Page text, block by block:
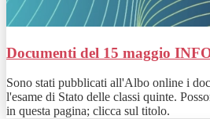
Documenti del 15 maggio
Sono stati pubblicati all'Albo online i
l'esame di Stato delle classi quinte.
in questa pagina; clicca sul titolo.